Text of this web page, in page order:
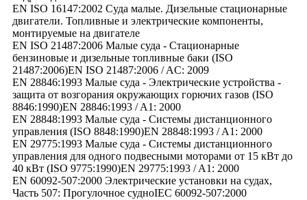
EN ISO 16147:2002 Суда малые. Дизельные стационарные
двигатели. Топливные и электрические компоненты,
монтируемые на двигателе
EN ISO 21487:2006 Малые суда - Стационарные
бензиновые и дизельные топливные баки (ISO
21487:2006)EN ISO 21487:2006 / AC: 2009
EN 28846:1993 Малые суда - Электрические устройства -
защита от возгорания окружающих горючих газов (ISO
8846:1990)EN 28846:1993 / A1: 2000
EN 28848:1993 Малые суда - Системы дистанционного
управления (ISO 8848:1990)EN 28848:1993 / A1: 2000
EN 29775:1993 Малые суда - Системы дистанционного
управления для одного подвесными моторами от 15 кВт до
40 кВт (ISO 9775:1990)EN 29775:1993 / A1: 2000
EN 60092-507:2000 Электрические установки на судах,
Часть 507: Прогулочное судноIEC 60092-507:2000